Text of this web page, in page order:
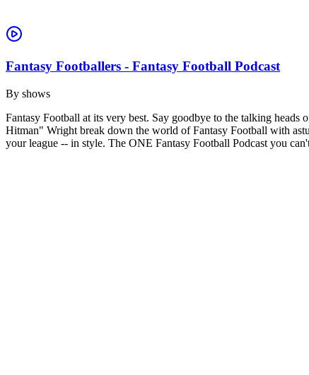
Fantasy Footballers - Fantasy Football Podcast
By shows
Fantasy Football at its very best. Say goodbye to the talking
Hitman" Wright break down the world of Fantasy Football with
your league -- in style. The ONE Fantasy Football Podcast you